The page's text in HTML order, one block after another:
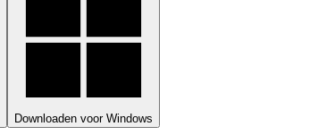
Downloaden voor Windows